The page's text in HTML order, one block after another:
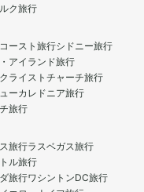
ク旅行
ースト旅行シドニー旅行
アイランド旅行
クライストチャーチ旅行
ーカレドニア旅行
旅行
旅行ラスベガス旅行
ル旅行
旅行ワシントンDC旅行